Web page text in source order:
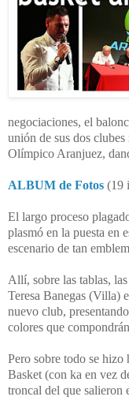
negociaciones, el
unión de sus dos
Olímpico Aranjuez,
ALBUM de Fotos (19
El largo proceso
plasmó en la puesta en
escenario de tan
Allí, sobre las tablas,
Teresa Banegas (Villa)
nuevo club,
colores que
Pero sobre todo se
Basket (con ka en vez
troncal del que